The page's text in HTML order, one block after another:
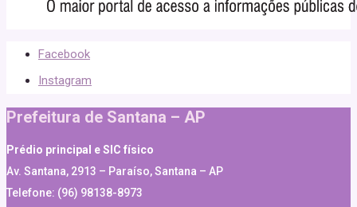
Facebook
Instagram
Prefeitura de Santana – AP
Prédio principal e SIC físico
Av. Santana, 2913 – Paraíso, Santana – AP
Telefone: (96) 98138-8973